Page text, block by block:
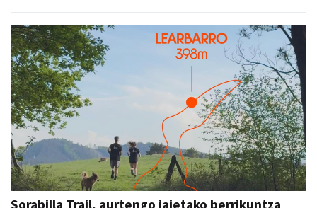
Sorabilla Trail, aurtengo jaietako berrikuntza